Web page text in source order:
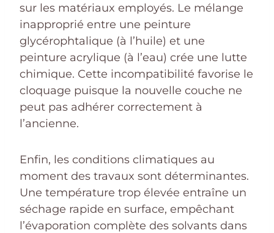
sur les matériaux employés. Le mélange
inapproprié entre une peinture
glycérophtalique (à l’huile) et une
peinture acrylique (à l’eau) crée une lutte
chimique. Cette incompatibilité favorise le
cloquage puisque la nouvelle couche ne
peut pas adhérer correctement à
l’ancienne.
Enfin, les conditions climatiques au
moment des travaux sont déterminantes.
Une température trop élevée entraîne un
séchage rapide en surface, empêchant
l’évaporation complète des solvants dans